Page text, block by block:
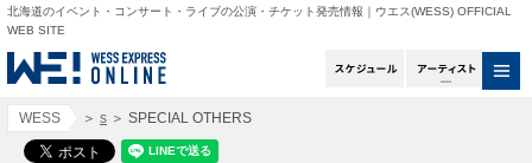
北海道のイベント・コンサート・ライブの公演・チケット発売情報｜ウエス(WESS) OFFICIAL
WEB SITE
スケジュールアー
WESS ＞ s ＞ SPECIAL OTHERS